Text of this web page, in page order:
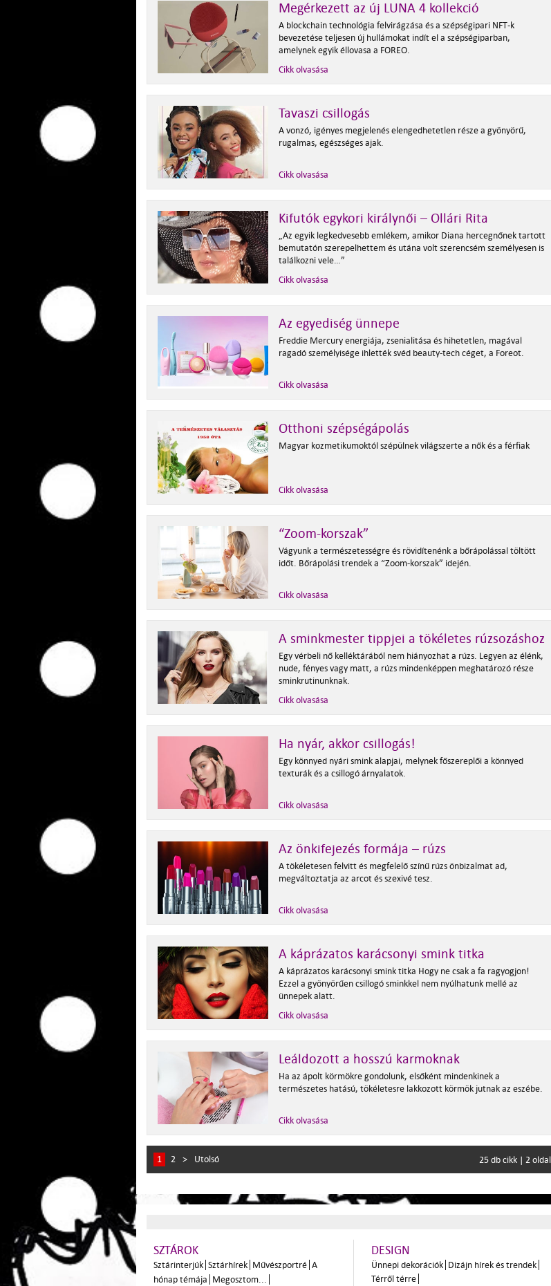
Megérkezett az új LUNA 4 kollekció
A blockchain technológia felvirágzása és a szépségipari NFT-k
bevezetése teljesen új hullámokat indít el a szépségiparban,
amelynek egyik éllovasa a FOREO.
Cikk olvasása
Tavaszi csillogás
A vonzó, igényes megjelenés elengedhetetlen része a gyönyörű,
rugalmas, egészséges ajak.
Cikk olvasása
Kifutók egykori királynői – Ollári Rita
„Az egyik legkedvesebb emlékem, amikor Diana hercegnőnek tartott
bemutatón szerepelhettem és utána volt szerencsém személyesen is
találkozni vele…”
Cikk olvasása
Az egyediség ünnepe
Freddie Mercury energiája, zsenialitása és hihetetlen, magával
ragadó személyisége ihlették svéd beauty-tech céget, a Foreot.
Cikk olvasása
Otthoni szépségápolás
Magyar kozmetikumoktól szépülnek világszerte a nők és a férfiak
Cikk olvasása
“Zoom-korszak”
Vágyunk a természetességre és rövidítenénk a bőrápolással töltött
időt. Bőrápolási trendek a “Zoom-korszak” idején.
Cikk olvasása
A sminkmester tippjei a tökéletes rúzsozáshoz
Egy vérbeli nő kelléktárából nem hiányozhat a rúzs. Legyen az élénk,
nude, fényes vagy matt, a rúzs mindenképpen meghatározó része
sminkrutinunknak.
Cikk olvasása
Ha nyár, akkor csillogás!
Egy könnyed nyári smink alapjai, melynek főszereplői a könnyed
texturák és a csillogó árnyalatok.
Cikk olvasása
Az önkifejezés formája – rúzs
A tökéletesen felvitt és megfelelő színű rúzs önbizalmat ad,
megváltoztatja az arcot és szexivé tesz.
Cikk olvasása
A káprázatos karácsonyi smink titka
A káprázatos karácsonyi smink titka Hogy ne csak a fa ragyogjon!
Ezzel a gyönyörűen csillogó sminkkel nem nyúlhatunk mellé az
ünnepek alatt.
Cikk olvasása
Leáldozott a hosszú karmoknak
Ha az ápolt körmökre gondolunk, elsőként mindenkinek a
természetes hatású, tökéletesre lakkozott körmök jutnak az eszébe.
Cikk olvasása
1 2 > Utolsó 25 db cikk | 2 oldal
SZTÁROK
Sztárinterjúk Sztárhírek Művészportré A
hónap témája Megosztom...
DESIGN
Ünnepi dekorációk Dizájn hírek és trendek
Térről térre